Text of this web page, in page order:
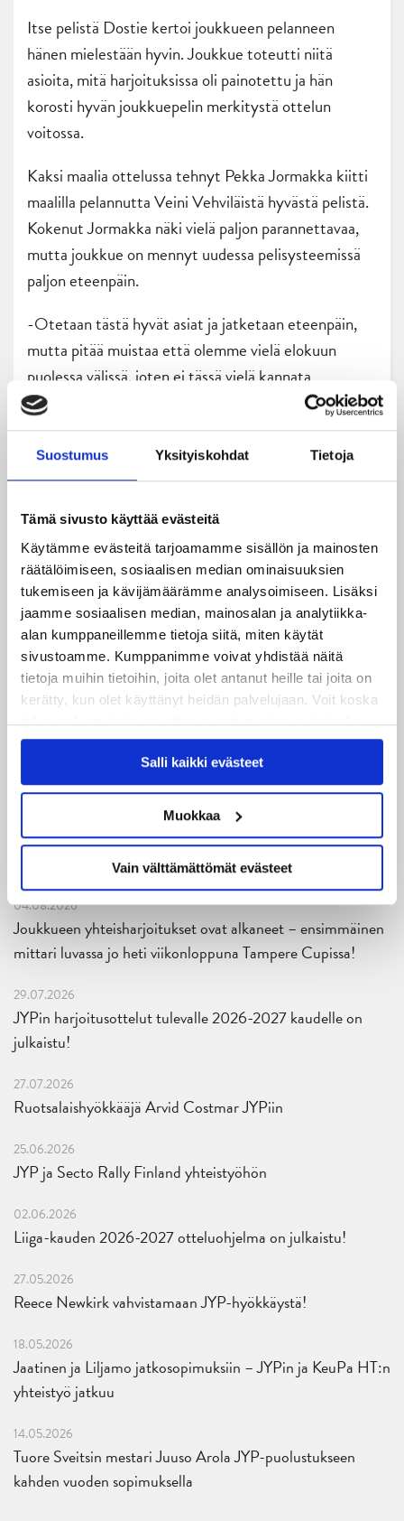
Suostumus Yksityiskohdat Tietoja
Tämä sivusto käyttää evästeitä
Käytämme evästeitä tarjoamamme sisällön ja mainosten
räätälöimiseen, sosiaalisen median ominaisuuksien
tukemiseen ja kävijämäärämme analysoimiseen. Lisäksi
jaamme sosiaalisen median, mainosalan ja analytiikka-
alan kumppaneillemme tietoja siitä, miten käytät
sivustoamme. Kumppanimme voivat yhdistää näitä
tietoja muihin tietoihin, joita olet antanut heille tai joita on
kerätty, kun olet käyttänyt heidän palvelujaan. Voit koska
tahansa kumota tai muuttaa suostumustasi evästeiden
käytöstäEvästeet-sivultamme.
Salli kaikki evästeet
Muokkaa
Vain välttämättömät evästeet
Itse pelistä Dostie kertoi joukkueen pelanneen
hänen mielestään hyvin. Joukkue toteutti niitä
asioita, mitä harjoituksissa oli painotettu ja hän
korosti hyvän joukkuepelin merkitystä ottelun
voitossa.
Kaksi maalia ottelussa tehnyt Pekka Jormakka kiitti
maalilla pelannutta Veini Vehviläistä hyvästä pelistä.
Kokenut Jormakka näki vielä paljon parannettavaa,
mutta joukkue on mennyt uudessa pelisysteemissä
paljon eteenpäin.
-Otetaan tästä hyvät asiat ja jatketaan eteenpäin,
mutta pitää muistaa että olemme vielä elokuun
puolessa välissä, joten ei tässä vielä kannata
henkseleitä paukutella, Jormakka sanoi.
JYP pelaa seuraavan harjoituskauden ottelunsa
tänään torstaina 15.8. Ottelu KeuPaa Mäntän
Kirjoittanut: Antti Lindström
Uusimmat
JYPin kausi käyntiin Tampere Cupista!
05.08.2026
JYPin kapteenisto Liiga-kauteen 2026–2027 on nimetty
04.08.2026
Joukkueen yhteisharjoitukset ovat alkaneet – ensimmäinen
mittari luvassa jo heti viikonloppuna Tampere Cupissa!
29.07.2026
JYPin harjoitusottelut tulevalle 2026-2027 kaudelle on
julkaistu!
27.07.2026
Ruotsalaishyökkääjä Arvid Costmar JYPiin
25.06.2026
JYP ja Secto Rally Finland yhteistyöhön
02.06.2026
Liiga-kauden 2026-2027 otteluohjelma on julkaistu!
27.05.2026
Reece Newkirk vahvistamaan JYP-hyökkäystä!
18.05.2026
Jaatinen ja Liljamo jatkosopimuksiin – JYPin ja KeuPa HT:n
yhteistyö jatkuu
14.05.2026
Tuore Sveitsin mestari Juuso Arola JYP-puolustukseen
kahden vuoden sopimuksella